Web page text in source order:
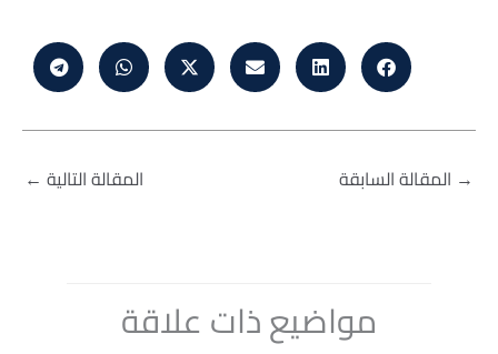
→ المقالة السابقة المقالة التالية ←
مواضيع ذات علاقة